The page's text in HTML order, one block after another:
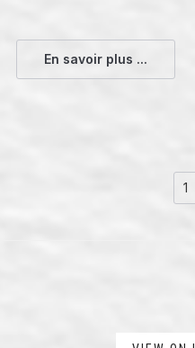
En savoir plus ...
1